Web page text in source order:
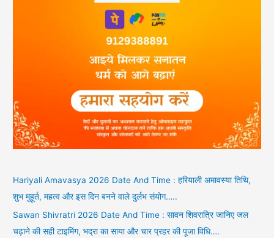
Hariyali Amavasya 2026 Date And Time : हरियाली अमावस्या तिथि,
शुभ मुहूर्त, महत्व और इस दिन बनने वाले दुर्लभ संयोग…..
Sawan Shivratri 2026 Date And Time : सावन शिवरात्रि जानिए जल
चढ़ाने की सही टाइमिंग, भद्रा का साया और चार प्रहर की पूजा विधि….